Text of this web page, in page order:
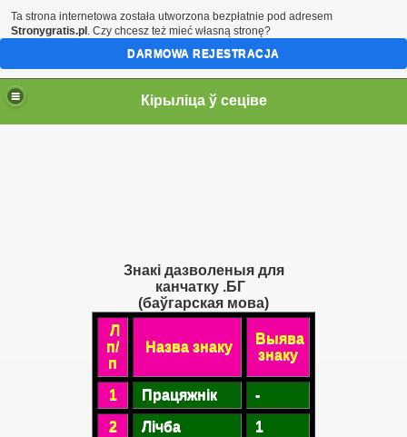
Кірыліца ў сеціве
Знакі дазволеныя для
канчатку .БГ
(баўгарская мова)
Л
п/
п
Назва знаку
Выява
знаку
1 Працяжнік -
2 Лічба 1
Ta strona internetowa została utworzona bezpłatnie pod adresem
Stronygratis.pl . Czy chcesz też mieć własną stronę?
DARMOWA REJESTRACJA